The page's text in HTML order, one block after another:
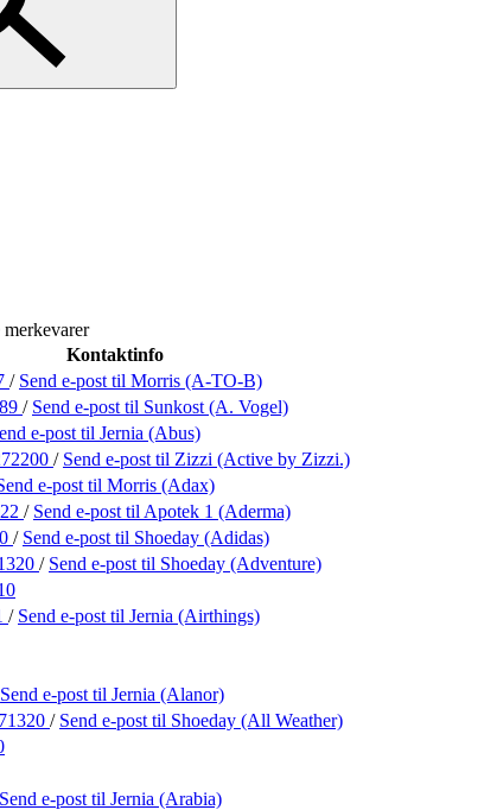
Kontaktinfo
/ Send e-post til Morris (A-TO-B)
/ Send e-post til Sunkost (A. Vogel)
e-post til Jernia (Abus)
/ Send e-post til Zizzi (Active by Zizzi.)
e-post til Morris (Adax)
/ Send e-post til Apotek 1 (Aderma)
/ Send e-post til Shoeday (Adidas)
/ Send e-post til Shoeday (Adventure)
/ Send e-post til Jernia (Airthings)
Send e-post til Jernia (Alanor)
/ Send e-post til Shoeday (All Weather)
Send e-post til Jernia (Arabia)